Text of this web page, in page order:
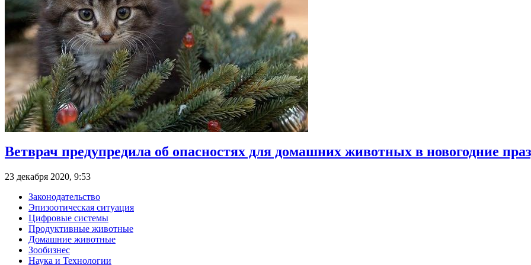
Ветврач предупредила об опасностях для домашних животных в новогодние
23 декабря 2020, 9:53
Законодательство
Эпизоотическая ситуация
Цифровые системы
Продуктивные животные
Домашние животные
Зообизнес
Наука и Технологии